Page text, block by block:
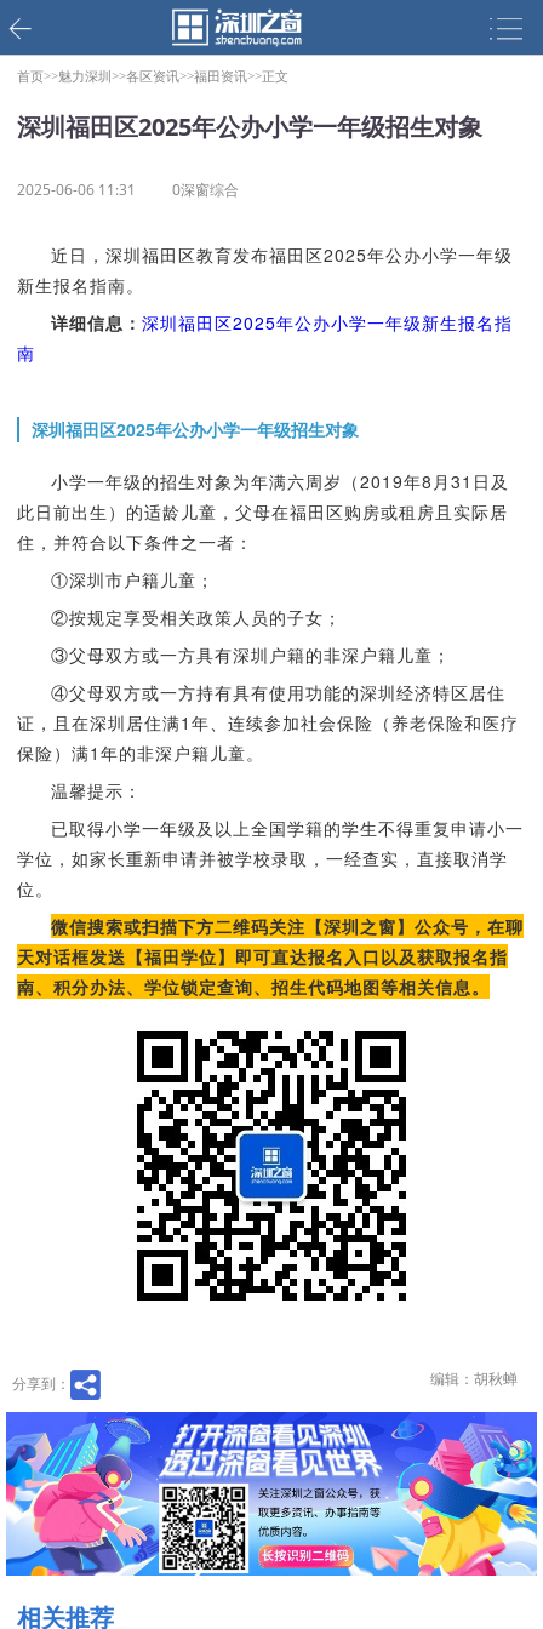
首页>>魅力深圳>>各区资讯>>福田资讯>>正文
深圳福田区2025年公办小学一年级招生对象
2025-06-06 11:31 0深窗综合
近日，深圳福田区教育发布福田区2025年公办小学一年级
新生报名指南。
详细信息： 深圳福田区2025年公办小学一年级新生报名指
南
深圳福田区2025年公办小学一年级招生对象
小学一年级的招生对象为年满六周岁（2019年8月31日及
此日前出生）的适龄儿童，父母在福田区购房或租房且实际居
住，并符合以下条件之一者：
①深圳市户籍儿童；
②按规定享受相关政策人员的子女；
③父母双方或一方具有深圳户籍的非深户籍儿童；
④父母双方或一方持有具有使用功能的深圳经济特区居住
证，且在深圳居住满1年、连续参加社会保险（养老保险和医疗
保险）满1年的非深户籍儿童。
温馨提示：
已取得小学一年级及以上全国学籍的学生不得重复申请小一
学位，如家长重新申请并被学校录取，一经查实，直接取消学
位。
微信搜索或扫描下方二维码关注【深圳之窗】公众号，在聊
天对话框发送【福田学位】即可直达报名入口以及获取报名指
南、积分办法、学位锁定查询、招生代码地图等相关信息。
分享到： 编辑：胡秋蝉
相关推荐